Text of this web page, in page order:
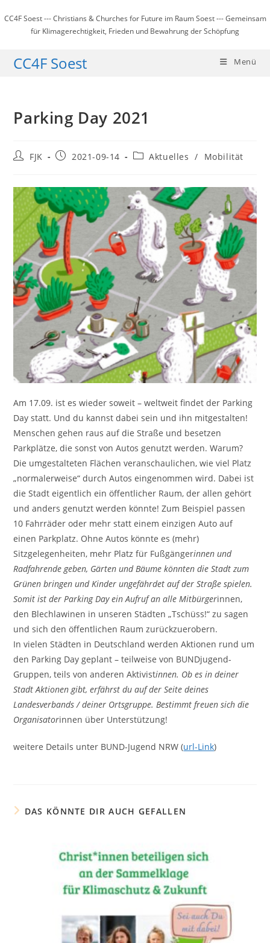
Inhalt
springen
CC4F Soest --- Christians & Churches for Future im Raum Soest --- Gemeinsam
für Klimagerechtigkeit, Frieden und Bewahrung der Schöpfung
CC4F Soest Menü
Parking Day 2021
Beitrags-
FJK
Beitrag2021-09-14
Beitrags-
Aktuelles / Mobilität
Am 17.09. ist es wieder soweit – weltweit findet der Parking
Day statt. Und du kannst dabei sein und ihn mitgestalten!
Menschen gehen raus auf die Straße und besetzen
Parkplätze, die sonst von Autos genutzt werden. Warum?
Die umgestalteten Flächen veranschaulichen, wie viel Platz
„normalerweise“ durch Autos eingenommen wird. Dabei ist
die Stadt eigentlich ein öffentlicher Raum, der allen gehört
und anders genutzt werden könnte! Zum Beispiel passen
10 Fahrräder oder mehr statt einem einzigen Auto auf
einen Parkplatz. Ohne Autos könnte es (mehr)
Sitzgelegenheiten, mehr Platz für Fußgängerinnen und
Radfahrende geben, Gärten und Bäume könnten die Stadt zum
Grünen bringen und Kinder ungefährdet auf der Straße spielen.
Somit ist der Parking Day ein Aufruf an alle Mitbürgerinnen,
den Blechlawinen in unseren Städten „Tschüss!“ zu sagen
und sich den öffentlichen Raum zurückzuerobern.
In vielen Städten in Deutschland werden Aktionen rund um
den Parking Day geplant – teilweise von BUNDjugend-
Gruppen, teils von anderen Aktivistinnen. Ob es in deiner
Stadt Aktionen gibt, erfährst du auf der Seite deines
Landesverbands / deiner Ortsgruppe. Bestimmt freuen sich die
Organisatorinnen über Unterstützung!
weitere Details unter BUND-Jugend NRW (url-Link)
DAS KÖNNTE DIR AUCH GEFALLEN